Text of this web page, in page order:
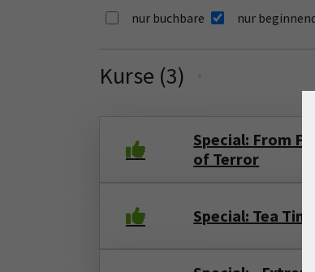
nur buchbare nur
Kurse (3)
Special: From
of Terror
Special: Tea